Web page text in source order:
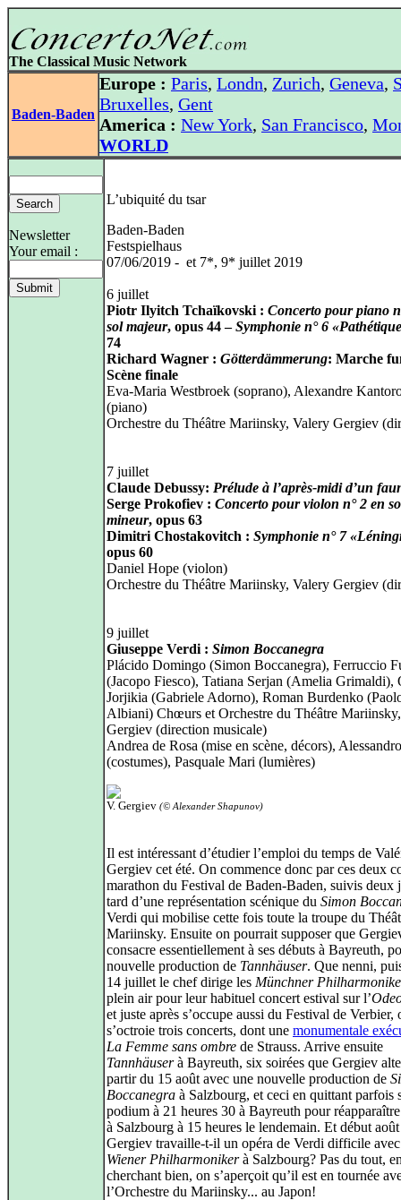
The Classical Music Network
Baden-Baden
Europe : Paris, Londn, Zurich, Geneva,
Bruxelles, Gent
America : New York, San Francisco,
WORLD
Newsletter
Your email :
L’ubiquité du tsar
Baden-Baden
Festspielhaus
07/06/2019 - et 7*, 9* juillet 2019
6 juillet
Piotr Ilyitch Tchaïkovski : Concerto pour piano
sol majeur, opus 44 –Symphonie n° 6
74
Richard Wagner : Götterdämmerung: Marche
Scène finale
Eva-Maria Westbroek (soprano), Alexandre
(piano)
Orchestre du Théâtre Mariinsky, Valery Gergiev
7 juillet
Claude Debussy: Prélude à l’après-midi d’un
Serge Prokofiev : Concerto pour violon n° 2 en
mineur, opus 63
Dimitri Chostakovitch : Symphonie n° 7
opus 60
Daniel Hope (violon)
Orchestre du Théâtre Mariinsky, Valery Gergiev
9 juillet
Giuseppe Verdi : Simon Boccanegra
Plácido Domingo (Simon Boccanegra), Ferruccio
(Jacopo Fiesco), Tatiana Serjan (Amelia Grimaldi),
Jorjikia (Gabriele Adorno), Roman Burdenko
Albiani) Chœurs et Orchestre du Théâtre
Gergiev (direction musicale)
Andrea de Rosa (mise en scène, décors),
(costumes), Pasquale Mari (lumières)
V. Gergiev (© Alexander Shapunov)
Il est intéressant d’étudier l’emploi du temps de
Gergiev cet été. On commence donc par ces deux
marathon du Festival de Baden-Baden, suivis deux
tard d’une représentation scénique du Simon
Verdi qui mobilise cette fois toute la troupe du
Mariinsky. Ensuite on pourrait supposer que
consacre essentiellement à ses débuts à Bayreuth,
nouvelle production de Tannhäuser. Que nenni,
14 juillet le chef dirige les Münchner
plein air pour leur habituel concert estival sur l’
et juste après s’occupe aussi du Festival de Verbier,
s’octroie trois concerts, dont une monumentale
La Femme sans ombre de Strauss. Arrive ensuite
Tannhäuserà Bayreuth, six soirées que Gergiev
partir du 15 août avec une nouvelle production de
Boccanegra à Salzbourg, et ceci en quittant parfois
podium à 21 heures 30 à Bayreuth pour
à Salzbourg à 15 heures le lendemain. Et début
Gergiev travaille-t-il un opéra de Verdi difficile
Wiener Philharmonikerà Salzbourg? Pas du tout,
cherchant bien, on s’aperçoit qu’il est en tournée
l’Orchestre du Mariinsky... au Japon!